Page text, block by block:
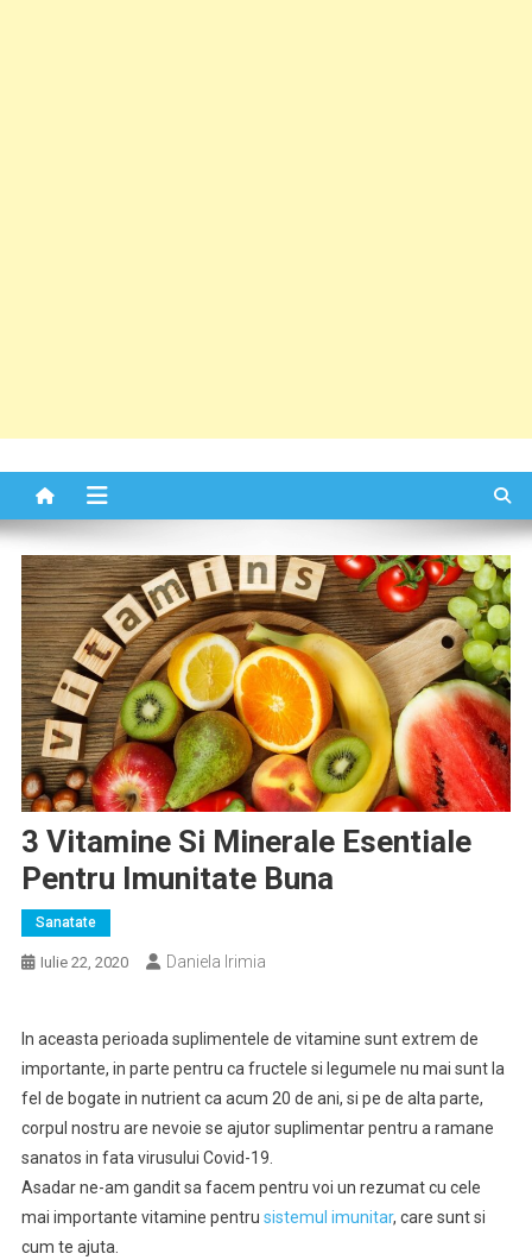
3 Vitamine Si Minerale Esentiale
Pentru Imunitate Buna
Sanatate
Iulie 22, 2020 Daniela Irimia
In aceasta perioada suplimentele de vitamine sunt extrem de
importante, in parte pentru ca fructele si legumele nu mai sunt la
fel de bogate in nutrient ca acum 20 de ani, si pe de alta parte,
corpul nostru are nevoie se ajutor suplimentar pentru a ramane
sanatos in fata virusului Covid-19.
Asadar ne-am gandit sa facem pentru voi un rezumat cu cele
mai importante vitamine pentru sistemul imunitar, care sunt si
cum te ajuta.